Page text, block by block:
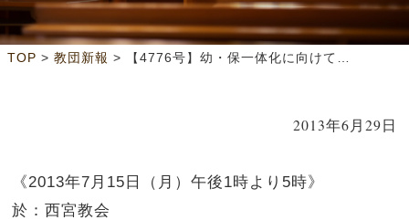
TOP > 教団新報 > 【4776号】幼・保一体化に向けての「子ども子育て新システム」緊急研修会
2013年6月29日
《2013年7月15日（月）午後1時より5時》
於：西宮教会